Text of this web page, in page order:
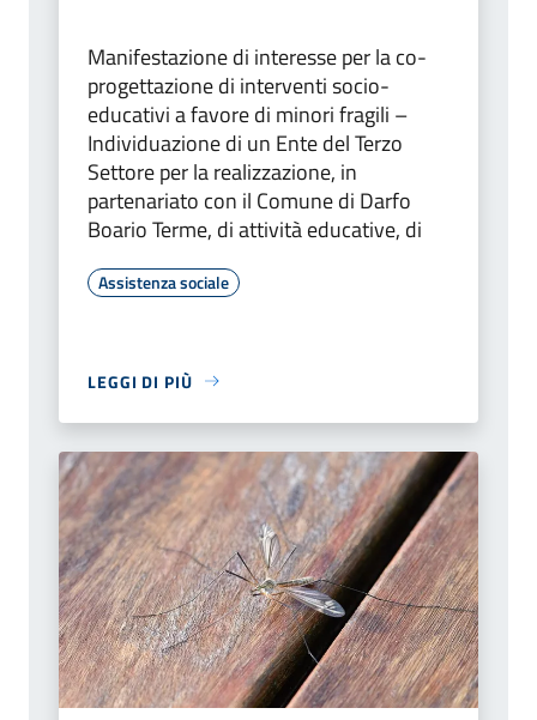
Manifestazione di interesse per la co-
progettazione di interventi socio-
educativi a favore di minori fragili –
Individuazione di un Ente del Terzo
Settore per la realizzazione, in
partenariato con il Comune di Darfo
Boario Terme, di attività educative, di
Assistenza sociale
LEGGI DI PIÙ